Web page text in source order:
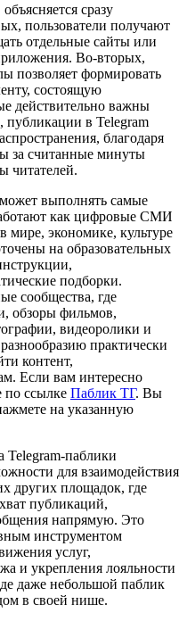
сразу
пользователи получают
отдельные сайты или
Во-вторых,
позволяет формировать
состоящую
действительно важны
публикации в Telegram
благодаря
за считанные минуты
читателей.
выполнять самые
как цифровые СМИ
мире, экономике, культуре
на образовательных
подборки.
сообщества, где
обзоры фильмов,
видеоролики и
практически
контент,
Если вам интересно
по ссылке Паблик ТГ. Вы
на указанную
Telegram-паблики
для взаимодействия
других площадок, где
публикаций,
напрямую. Это
инструментом
услуг,
и укрепления лояльности
даже небольшой паблик
в своей нише.